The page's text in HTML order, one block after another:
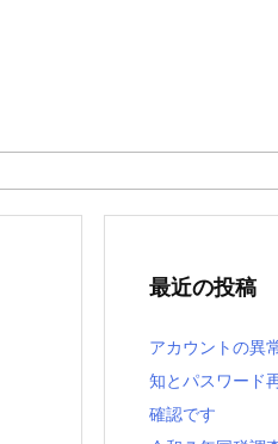
最近の投稿
アカウントの異
知とパスワード
確認です